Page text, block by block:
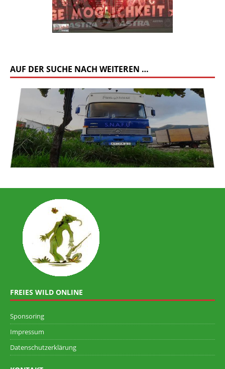
AUF DER SUCHE NACH WEITEREN …
FREIES WILD ONLINE
Sponsoring
Impressum
Datenschutzerklärung